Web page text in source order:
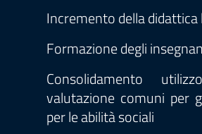
Incremento della
Formazione degli
Consolidamento
valutazione comuni per
per le abilità sociali